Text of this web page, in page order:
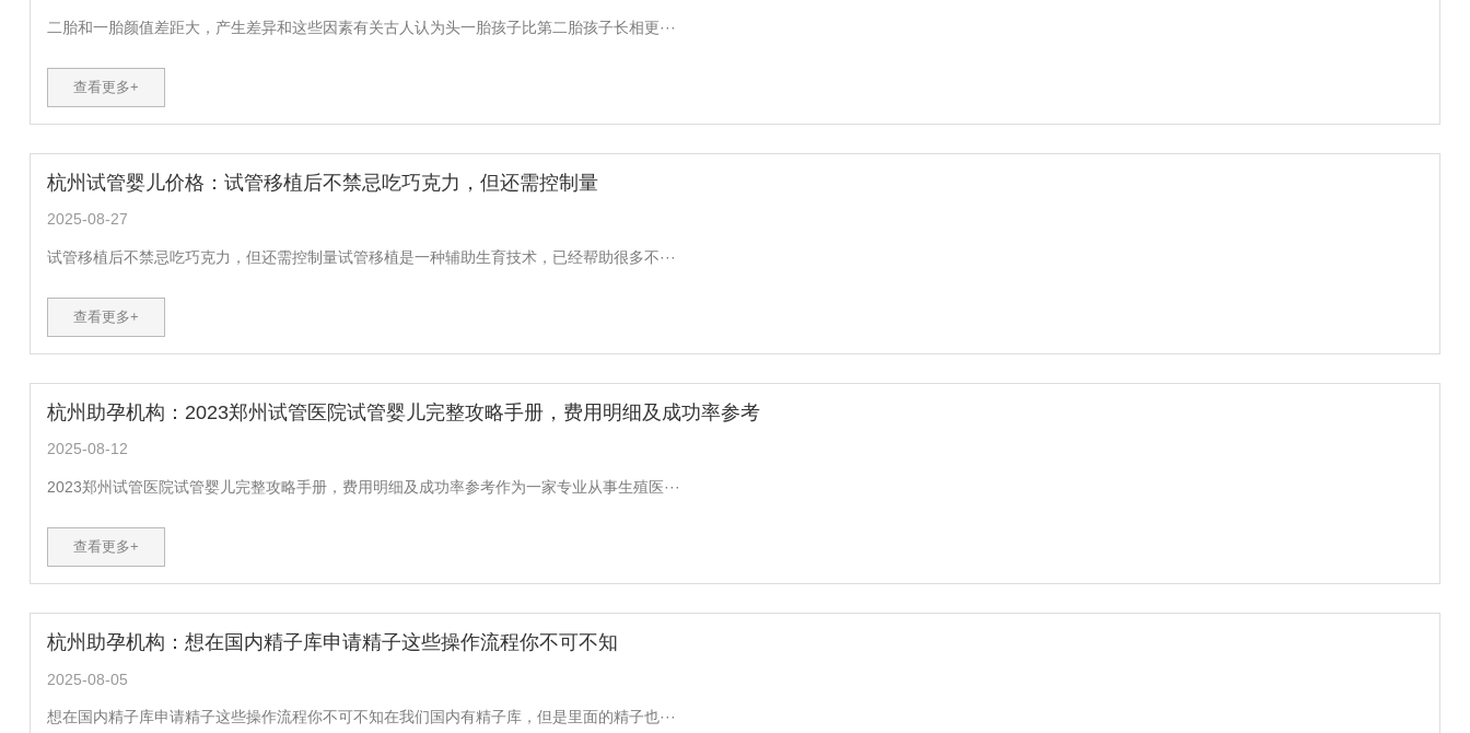
二胎和一胎颜值差距大，产生差异和这些因素有关古人认为头一胎孩子比第二胎孩子长相更···
查看更多+
杭州试管婴儿价格：试管移植后不禁忌吃巧克力，但还需控制量
2025-08-27
试管移植后不禁忌吃巧克力，但还需控制量试管移植是一种辅助生育技术，已经帮助很多不···
查看更多+
杭州助孕机构：2023郑州试管医院试管婴儿完整攻略手册，费用明细及成功率参考
2025-08-12
2023郑州试管医院试管婴儿完整攻略手册，费用明细及成功率参考作为一家专业从事生殖医···
查看更多+
杭州助孕机构：想在国内精子库申请精子这些操作流程你不可不知
2025-08-05
想在国内精子库申请精子这些操作流程你不可不知在我们国内有精子库，但是里面的精子也···